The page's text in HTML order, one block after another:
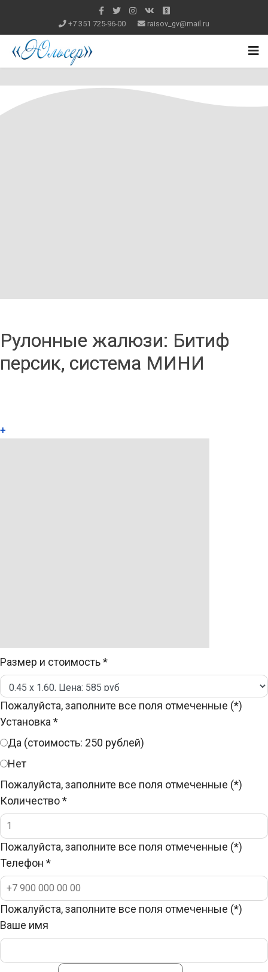
+7 351 725-96-00 raisov_gv@mail.ru
Рулонные жалюзи: Битиф
персик, система МИНИ
+
Размер и стоимость*
Пожалуйста, заполните все поля отмеченные (*)
Установка *
Да (стоимость: 250 рублей)
Нет
Пожалуйста, заполните все поля отмеченные (*)
Количество*
Пожалуйста, заполните все поля отмеченные (*)
Телефон *
Пожалуйста, заполните все поля отмеченные (*)
Ваше имя